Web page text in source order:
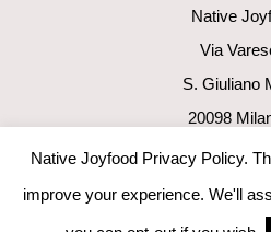
Native
Via
S. Giuliano
20098
p.i.
Native Joyfood Privacy Policy.
improve your experience. We'll